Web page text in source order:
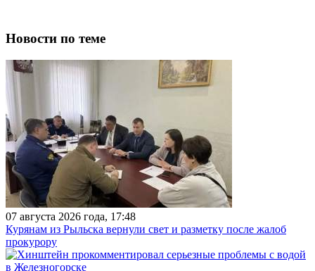
Новости по теме
07 августа 2026 года, 17:48
Курянам из Рыльска вернули свет и разметку после жалоб
прокурору